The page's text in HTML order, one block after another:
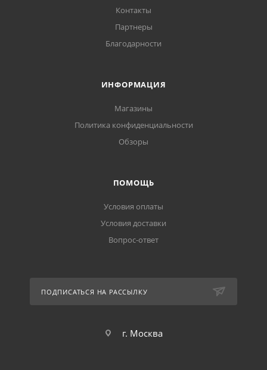
Контакты
Партнеры
Благодарности
ИНФОРМАЦИЯ
Магазины
Политика конфиденциальности
Обзоры
ПОМОЩЬ
Условия оплаты
Условия доставки
Вопрос-ответ
ПОДПИСАТЬСЯ НА РАССЫЛКУ
г. Москва